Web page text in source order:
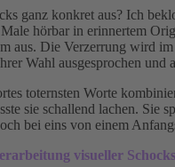
ganz konkret aus? Ich
hörbar in erinnertem
aus. Die Verzerrung wird
Wahl ausgesprochen und
toternsten Worte
sie schallend lachen.
bei eins von einem
visueller Schocks